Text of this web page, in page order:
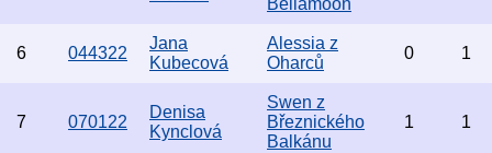
Bellamoon
6 044322
Jana
Kubecová
Alessia z
Oharců
0 1
7 070122
Denisa
Kynclová
Swen z
Březnického
Balkánu
1 1